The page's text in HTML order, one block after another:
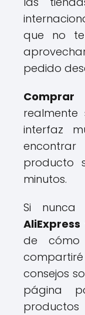
que no
pedido
Comprar
realmente
interfaz
producto
minutos.
Si
AliExpress
de cómo
consejos
página